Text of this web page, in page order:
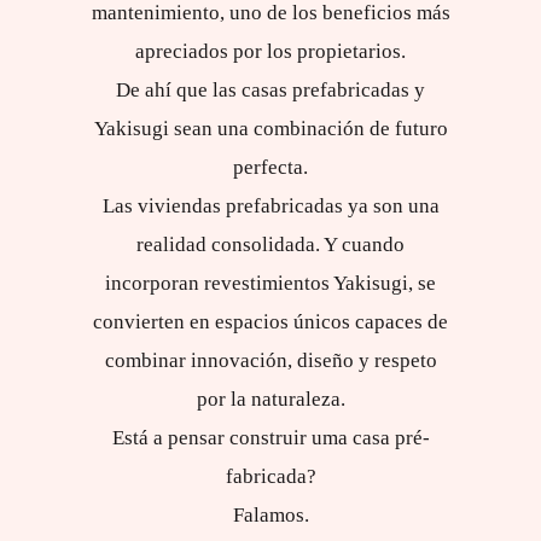
mantenimiento, uno de los beneficios más
apreciados por los propietarios.
De ahí que las casas prefabricadas y
Yakisugi sean una combinación de futuro
perfecta.
Las viviendas prefabricadas ya son una
realidad consolidada. Y cuando
incorporan revestimientos Yakisugi, se
convierten en espacios únicos capaces de
combinar innovación, diseño y respeto
por la naturaleza.
Está a pensar construir uma casa pré-
fabricada?
Falamos.